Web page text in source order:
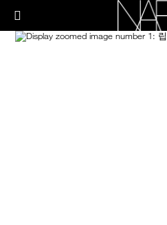
main
content
나
Image